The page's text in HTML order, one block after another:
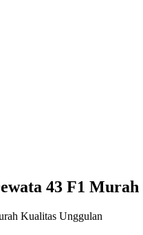
43 F1
Kualitas Unggulan